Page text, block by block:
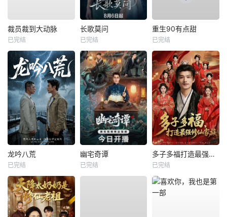
裁员裁到大动脉
已完结
长歌莫问
已完结
重生90有点甜
已完结
龙吟八荒
已完结
幽宅奇谭
已完结
多子多福打造最强修仙家族
已完结